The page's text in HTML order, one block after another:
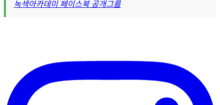
녹색아카데미 페이스북 공개그룹